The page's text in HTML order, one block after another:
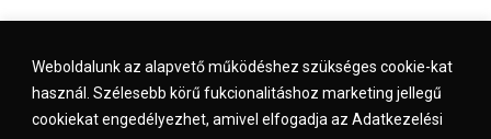
Weboldalunk az alapvető működéshez szükséges cookie-kat
használ. Szélesebb körű fukcionalitáshoz marketing jellegű
cookiekat engedélyezhet, amivel elfogadja az Adatkezelési
Impresszum Kapcsolat Jogi nyilatkozat